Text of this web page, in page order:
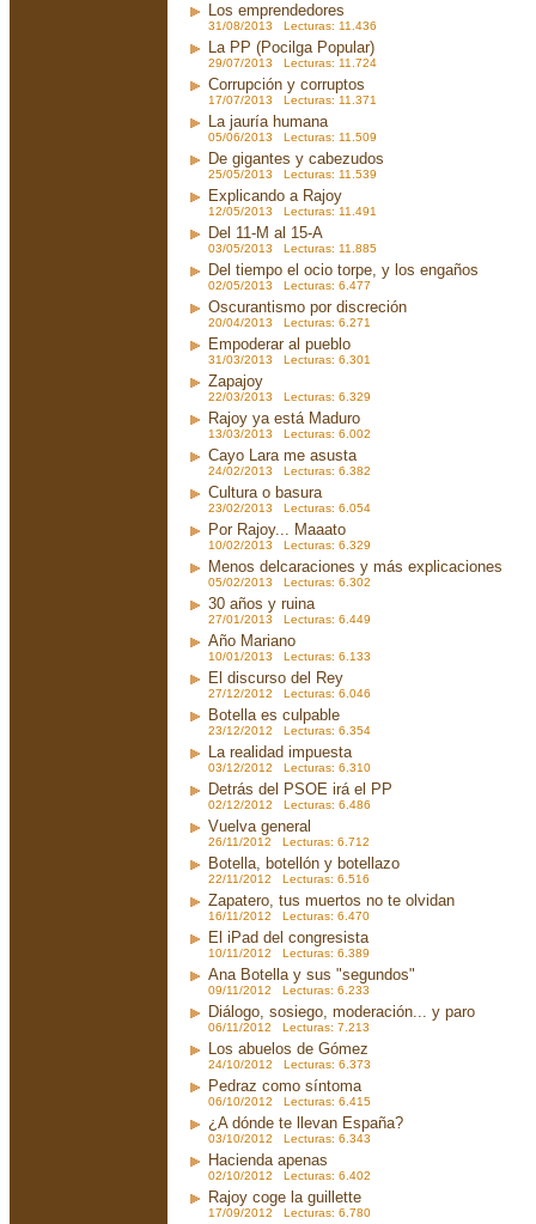
Los emprendedores
31/08/2013 Lecturas: 11.436
La PP (Pocilga Popular)
29/07/2013 Lecturas: 11.724
Corrupción y corruptos
17/07/2013 Lecturas: 11.371
La jauría humana
05/06/2013 Lecturas: 11.509
De gigantes y cabezudos
25/05/2013 Lecturas: 11.539
Explicando a Rajoy
12/05/2013 Lecturas: 11.491
Del 11-M al 15-A
03/05/2013 Lecturas: 11.885
Del tiempo el ocio torpe, y los engaños
02/05/2013 Lecturas: 6.477
Oscurantismo por discreción
20/04/2013 Lecturas: 6.271
Empoderar al pueblo
31/03/2013 Lecturas: 6.301
Zapajoy
22/03/2013 Lecturas: 6.329
Rajoy ya está Maduro
13/03/2013 Lecturas: 6.002
Cayo Lara me asusta
24/02/2013 Lecturas: 6.382
Cultura o basura
23/02/2013 Lecturas: 6.054
Por Rajoy... Maaato
10/02/2013 Lecturas: 6.329
Menos delcaraciones y más explicaciones
05/02/2013 Lecturas: 6.302
30 años y ruina
27/01/2013 Lecturas: 6.449
Año Mariano
10/01/2013 Lecturas: 6.133
El discurso del Rey
27/12/2012 Lecturas: 6.046
Botella es culpable
23/12/2012 Lecturas: 6.354
La realidad impuesta
03/12/2012 Lecturas: 6.310
Detrás del PSOE irá el PP
02/12/2012 Lecturas: 6.486
Vuelva general
26/11/2012 Lecturas: 6.712
Botella, botellón y botellazo
22/11/2012 Lecturas: 6.516
Zapatero, tus muertos no te olvidan
16/11/2012 Lecturas: 6.470
El iPad del congresista
10/11/2012 Lecturas: 6.389
Ana Botella y sus "segundos"
09/11/2012 Lecturas: 6.233
Diálogo, sosiego, moderación... y paro
06/11/2012 Lecturas: 7.213
Los abuelos de Gómez
24/10/2012 Lecturas: 6.373
Pedraz como síntoma
06/10/2012 Lecturas: 6.415
¿A dónde te llevan España?
03/10/2012 Lecturas: 6.343
Hacienda apenas
02/10/2012 Lecturas: 6.402
Rajoy coge la guillette
17/09/2012 Lecturas: 6.780